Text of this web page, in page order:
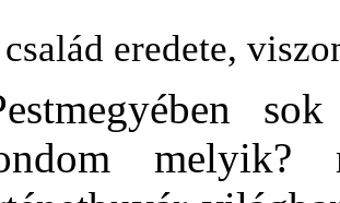
eredete,